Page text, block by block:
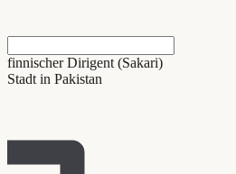
finnischer Dirigent (Sakari)
Stadt in Pakistan